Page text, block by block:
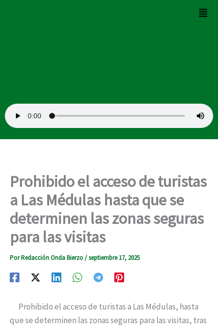
Prohibido el acceso de turistas
a Las Médulas hasta que se
determinen las zonas seguras
para las visitas
PorRedacción Onda Bierzo/septiembre 17, 2025
Prohibido el acceso de turistas a Las Médulas, hasta
que se determinen las zonas seguras para las visitas, tras